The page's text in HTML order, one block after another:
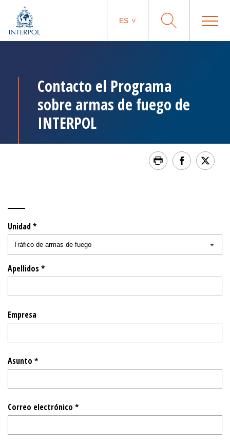
ES
Contacto el Programa
sobre armas de fuego de
INTERPOL
Unidad *
Apellidos *
Empresa
Asunto *
Correo electrónico *